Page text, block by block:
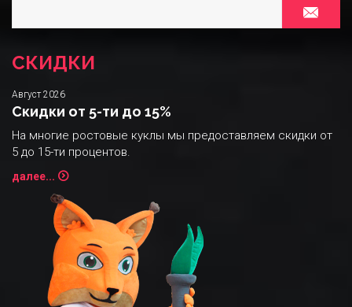
СКИДКИ
Август 2026
Скидки от 5-ти до 15%
На многие ростовые куклы мы предоставляем скидки от
5 до 15-ти процентов.
далее...